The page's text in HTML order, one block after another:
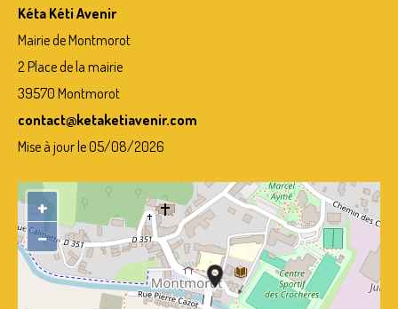
Kéta Kéti Avenir
Mairie de Montmorot
2 Place de la mairie
39570 Montmorot
contact@ketaketiavenir.com
Mise à jour le 05/08/2026
+
−